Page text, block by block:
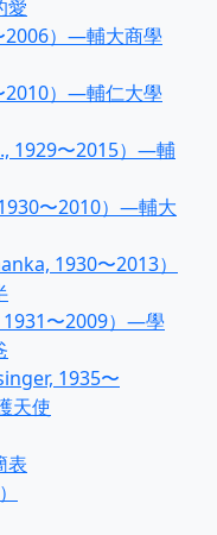
愛
2006）—輔大商學
2010）—輔仁大學
1929〜2015）—輔
〜2010）—輔大
1930〜2013）
1931〜2009）—學
1935〜
天使
表